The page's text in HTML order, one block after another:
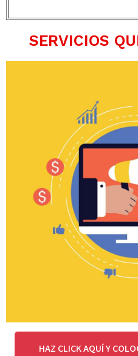
SERVICIOS
HAZ CLICK AQUÍ Y